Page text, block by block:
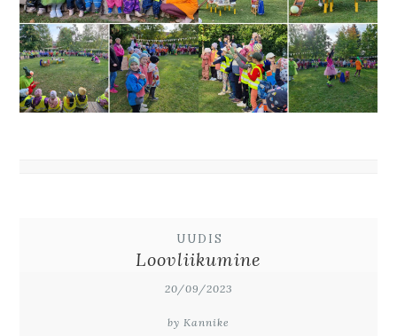
UUDIS
Loovliikumine
20/09/2023
by Kannike